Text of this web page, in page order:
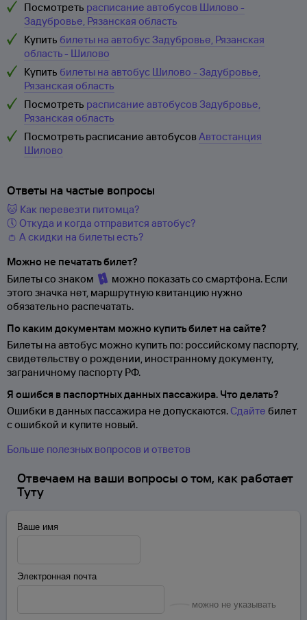
Посмотреть расписание автобусов Шилово -
Задубровье, Рязанская область
Купить билеты на автобус Задубровье, Рязанская
область - Шилово
Купить билеты на автобус Шилово - Задубровье,
Рязанская область
Посмотреть расписание автобусов Задубровье,
Рязанская область
Посмотреть расписание автобусовАвтостанция
Шилово
Ответы на частые вопросы
🐱 Как перевезти питомца?
🕔 Откуда и когда отправится автобус?
👛 А скидки на билеты есть?
Можно не печатать билет?
Билеты со знаком
можно показать со смартфона. Если
этого значка нет, маршрутную квитанцию нужно
обязательно распечатать.
По каким документам можно купить билет на сайте?
Билеты на автобус можно купить по: российскому паспорту,
свидетельству о рождении, иностранному документу,
заграничному паспорту РФ.
Я ошибся в паспортных данных пассажира. Что делать?
Ошибки в данных пассажира не допускаются. Сдайте билет
с ошибкой и купите новый.
Больше полезных вопросов и ответов
Отвечаем на ваши вопросы о том, как работает
Туту
Ваше имя
Электронная почта
можно не указывать